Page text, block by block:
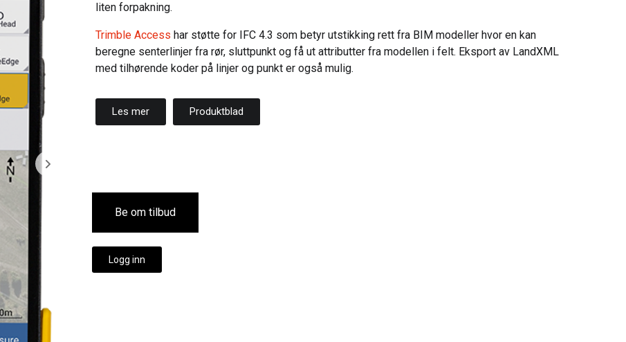
liten forpakning.
Trimble Access har støtte for IFC 4.3 som betyr utstikking rett fra BIM modeller hvor en kan
beregne senterlinjer fra rør, sluttpunkt og få ut attributter fra modellen i felt. Eksport av LandXML
med tilhørende koder på linjer og punkt er også mulig.
Les mer Produktblad
Be om tilbud
Logg inn